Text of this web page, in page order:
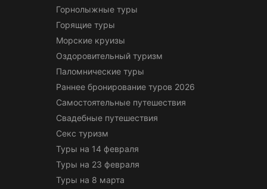
Горнолыжные туры
Горящие туры
Морские круизы
Оздоровительный туризм
Паломнические туры
Раннее бронирование туров 2026
Самостоятельные путешествия
Свадебные путешествия
Секс туризм
Туры на 14 февраля
Туры на 23 февраля
Туры на 8 марта